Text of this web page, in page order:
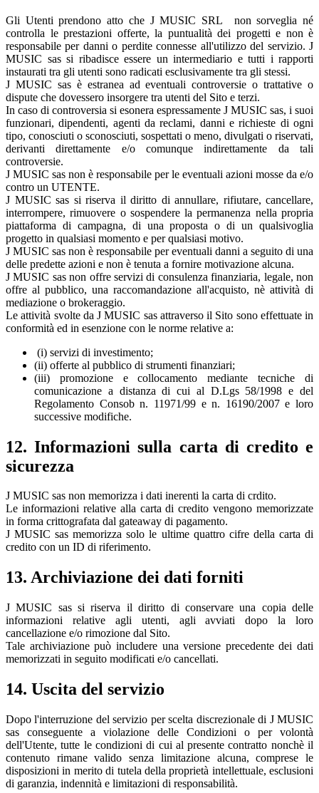
Gli Utenti prendono atto che J MUSIC SRL non sorveglia né
controlla le prestazioni offerte, la puntualità dei progetti e non è
responsabile per danni o perdite connesse all'utilizzo del servizio. J
MUSIC sas si ribadisce essere un intermediario e tutti i rapporti
instaurati tra gli utenti sono radicati esclusivamente tra gli stessi.
J MUSIC sas è estranea ad eventuali controversie o trattative o
dispute che dovessero insorgere tra utenti del Sito e terzi.
In caso di controversia si esonera espressamente J MUSIC sas, i suoi
funzionari, dipendenti, agenti da reclami, danni e richieste di ogni
tipo, conosciuti o sconosciuti, sospettati o meno, divulgati o riservati,
derivanti direttamente e/o comunque indirettamente da tali
controversie.
J MUSIC sas non è responsabile per le eventuali azioni mosse da e/o
contro un UTENTE.
J MUSIC sas si riserva il diritto di annullare, rifiutare, cancellare,
interrompere, rimuovere o sospendere la permanenza nella propria
piattaforma di campagna, di una proposta o di un qualsivoglia
progetto in qualsiasi momento e per qualsiasi motivo.
J MUSIC sas non è responsabile per eventuali danni a seguito di una
delle predette azioni e non è tenuta a fornire motivazione alcuna.
J MUSIC sas non offre servizi di consulenza finanziaria, legale, non
offre al pubblico, una raccomandazione all'acquisto, nè attività di
mediazione o brokeraggio.
Le attività svolte da J MUSIC sas attraverso il Sito sono effettuate in
conformità ed in esenzione con le norme relative a:
(i) servizi di investimento;
(ii) offerte al pubblico di strumenti finanziari;
(iii) promozione e collocamento mediante tecniche di
comunicazione a distanza di cui al D.Lgs 58/1998 e del
Regolamento Consob n. 11971/99 e n. 16190/2007 e loro
successive modifiche.
12. Informazioni sulla carta di credito e
sicurezza
J MUSIC sas non memorizza i dati inerenti la carta di crdito.
Le informazioni relative alla carta di credito vengono memorizzate
in forma crittografata dal gateaway di pagamento.
J MUSIC sas memorizza solo le ultime quattro cifre della carta di
credito con un ID di riferimento.
13. Archiviazione dei dati forniti
J MUSIC sas si riserva il diritto di conservare una copia delle
informazioni relative agli utenti, agli avviati dopo la loro
cancellazione e/o rimozione dal Sito.
Tale archiviazione può includere una versione precedente dei dati
memorizzati in seguito modificati e/o cancellati.
14. Uscita del servizio
Dopo l'interruzione del servizio per scelta discrezionale di J MUSIC
sas conseguente a violazione delle Condizioni o per volontà
dell'Utente, tutte le condizioni di cui al presente contratto nonchè il
contenuto rimane valido senza limitazione alcuna, comprese le
disposizioni in merito di tutela della proprietà intellettuale, esclusioni
di garanzia, indennità e limitazioni di responsabilità.